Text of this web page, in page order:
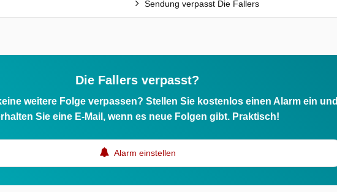
Sendung verpasst Die Fallers
Die Fallers verpasst?
weitere Folge verpassen? Stellen Sie kostenlos einen Alarm ein und
Sie eine E-Mail, wenn es neue Folgen gibt. Praktisch!
Alarm einstellen